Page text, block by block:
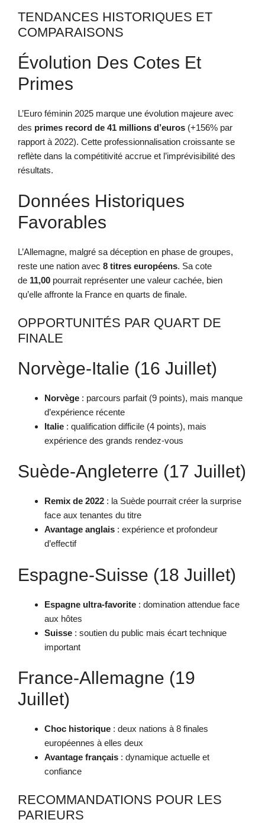
TENDANCES HISTORIQUES ET
COMPARAISONS
Évolution Des Cotes Et
Primes
L’Euro féminin 2025 marque une évolution majeure avec
des primes record de 41 millions d’euros (+156% par
rapport à 2022). Cette professionnalisation croissante se
reflète dans la compétitivité accrue et l’imprévisibilité des
résultats.
Données Historiques
Favorables
L’Allemagne, malgré sa déception en phase de groupes,
reste une nation avec 8 titres européens. Sa cote
de 11,00 pourrait représenter une valeur cachée, bien
qu’elle affronte la France en quarts de finale.
OPPORTUNITÉS PAR QUART DE
FINALE
Norvège-Italie (16 Juillet)
Norvège : parcours parfait (9 points), mais manque
d’expérience récente
Italie : qualification difficile (4 points), mais
expérience des grands rendez-vous
Suède-Angleterre (17 Juillet)
Remix de 2022 : la Suède pourrait créer la surprise
face aux tenantes du titre
Avantage anglais : expérience et profondeur
d’effectif
Espagne-Suisse (18 Juillet)
Espagne ultra-favorite : domination attendue face
aux hôtes
Suisse : soutien du public mais écart technique
important
France-Allemagne (19
Juillet)
Choc historique : deux nations à 8 finales
européennes à elles deux
Avantage français : dynamique actuelle et
confiance
RECOMMANDATIONS POUR LES
PARIEURS